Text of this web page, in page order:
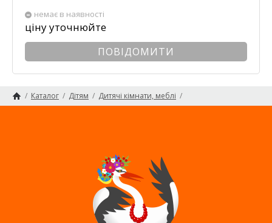
немає в наявності
ціну уточнюйте
ПОВІДОМИТИ
/ Каталог / Дітям / Дитячі кімнати, меблі /